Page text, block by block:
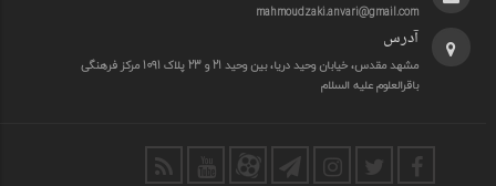
mahmoudzaki.anvari@gmail.com
آدرس
مشهد مقدس، خیابان وحید دریا، بین وحید 21 و 23 پلاک 1091 مرکز فرهنگی
باقرالعلوم علیه السلام